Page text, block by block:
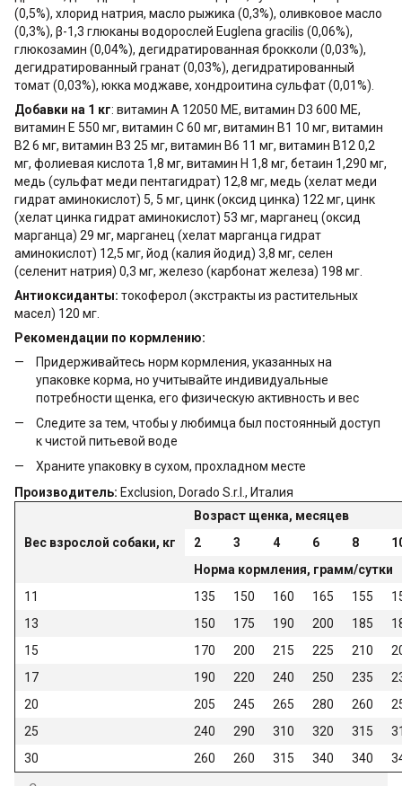
(0,5%), хлорид натрия, масло рыжика (0,3%), оливковое масло
(0,3%), β-1,3 глюканы водорослей Euglena gracilis (0,06%),
глюкозамин (0,04%), дегидратированная брокколи (0,03%),
дегидратированный гранат (0,03%), дегидратированный
томат (0,03%), юкка моджаве, хондроитина сульфат (0,01%).
Добавки на 1 кг: витамин А 12050 МЕ, витамин D3 600 МЕ,
витамин Е 550 мг, витамин С 60 мг, витамин В1 10 мг, витамин
В2 6 мг, витамин В3 25 мг, витамин В6 11 мг, витамин В12 0,2
мг, фолиевая кислота 1,8 мг, витамин Н 1,8 мг, бетаин 1,290 мг,
медь (сульфат меди пентагидрат) 12,8 мг, медь (хелат меди
гидрат аминокислот) 5, 5 мг, цинк (оксид цинка) 122 мг, цинк
(хелат цинка гидрат аминокислот) 53 мг, марганец (оксид
марганца) 29 мг, марганец (хелат марганца гидрат
аминокислот) 12,5 мг, йод (калия йодид) 3,8 мг, селен
(селенит натрия) 0,3 мг, железо (карбонат железа) 198 мг.
Антиоксиданты: токоферол (экстракты из растительных
масел) 120 мг.
Рекомендации по кормлению:
Придерживайтесь норм кормления, указанных на
упаковке корма, но учитывайте индивидуальные
потребности щенка, его физическую активность и вес
Следите за тем, чтобы у любимца был постоянный доступ
к чистой питьевой воде
Храните упаковку в сухом, прохладном месте
Производитель: Exclusion, Dorado S.r.l., Италия
Вес взрослой собаки, кг
Возраст щенка, месяцев
2
3 4 6 8
Норма кормления, грамм/сутки
11
135 150 160 165 155
13
150 175 190 200 185
15
170 200 215 225 210
17
190 220 240 250 235
20
205 245 265 280 260
25
240 290 310 320 315
30
260 260 315 340 340